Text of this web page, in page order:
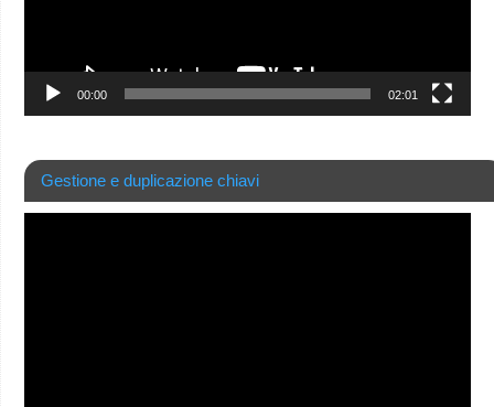
00:00 02:01
Gestione e duplicazione chiavi